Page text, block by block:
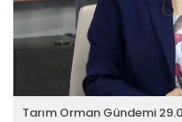
Tarım Orman Gündemi
Devamını Oku ->